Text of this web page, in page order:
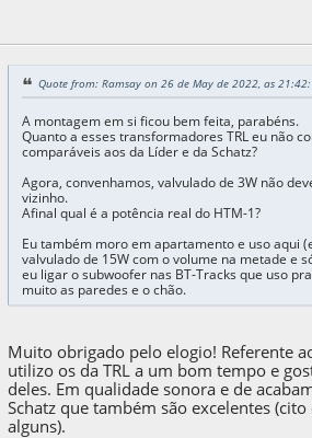
Quote from: Ramsay on 26 de May de 2022, as
A montagem em si ficou bem feita, parabéns.
Quanto a esses transformadores TRL eu não
comparáveis aos da Líder e da Schatz?
Agora, convenhamos, valvulado de 3W não
vizinho.
Afinal qual é a potência real do HTM-1?
Eu também moro em apartamento e uso aqui
valvulado de 15W com o volume na metade e
eu ligar o subwoofer nas BT-Tracks que uso
muito as paredes e o chão.
Muito obrigado pelo elogio! Referente
utilizo os da TRL a um bom tempo e
deles. Em qualidade sonora e de
Schatz que também são excelentes
alguns).